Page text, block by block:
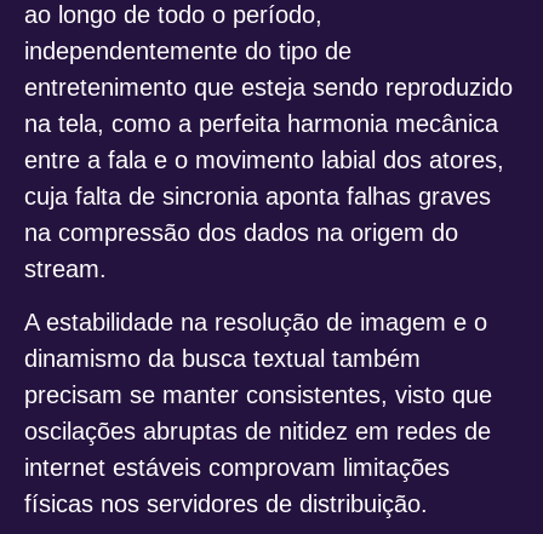
ao longo de todo o período,
independentemente do tipo de
entretenimento que esteja sendo reproduzido
na tela, como a perfeita harmonia mecânica
entre a fala e o movimento labial dos atores,
cuja falta de sincronia aponta falhas graves
na compressão dos dados na origem do
stream.
A estabilidade na resolução de imagem e o
dinamismo da busca textual também
precisam se manter consistentes, visto que
oscilações abruptas de nitidez em redes de
internet estáveis comprovam limitações
físicas nos servidores de distribuição.